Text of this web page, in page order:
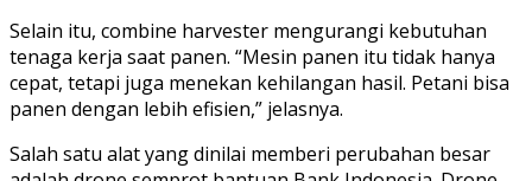
Selain itu, combine harvester mengurangi kebutuhan
tenaga kerja saat panen. “Mesin panen itu tidak hanya
cepat, tetapi juga menekan kehilangan hasil. Petani bisa
panen dengan lebih efisien,” jelasnya.
Salah satu alat yang dinilai memberi perubahan besar